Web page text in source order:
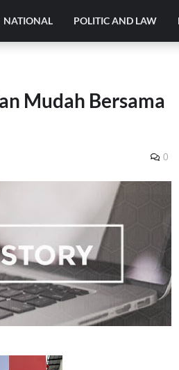
NATIONAL POLITIC AND LAW
Mudah Bersama
0